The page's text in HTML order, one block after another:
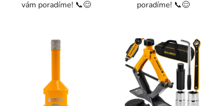
vám poradíme! 📞😊 poradíme! 📞😊